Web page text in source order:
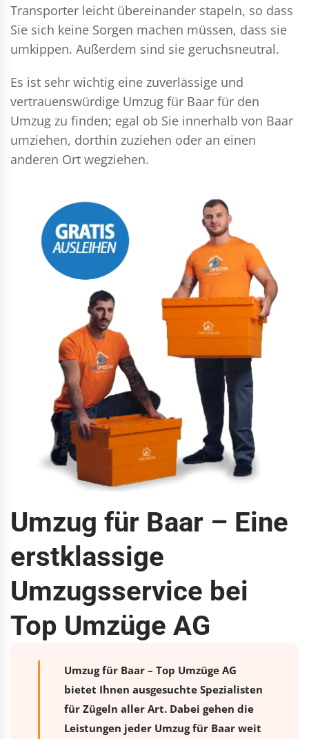
Transporter leicht übereinander stapeln, so dass
Sie sich keine Sorgen machen müssen, dass sie
umkippen. Außerdem sind sie geruchsneutral.
Es ist sehr wichtig eine zuverlässige und
vertrauenswürdige Umzug für Baar für den
Umzug zu finden; egal ob Sie innerhalb von Baar
umziehen, dorthin zuziehen oder an einen
anderen Ort wegziehen.
Umzug für Baar – Eine
erstklassige
Umzugsservice bei
Top Umzüge AG
Umzug für Baar – Top Umzüge AG
bietet Ihnen ausgesuchte Spezialisten
für Zügeln aller Art. Dabei gehen die
Leistungen jeder Umzug für Baar weit